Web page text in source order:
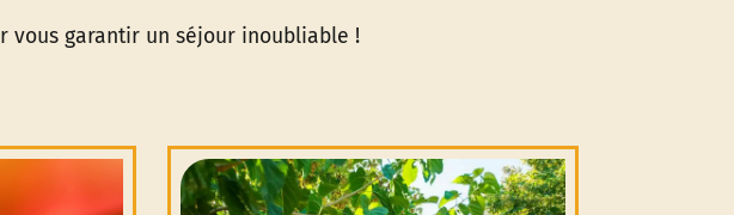
vous garantir un séjour inoubliable !